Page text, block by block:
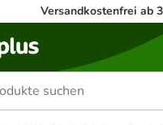
Versandkostenfrei ab